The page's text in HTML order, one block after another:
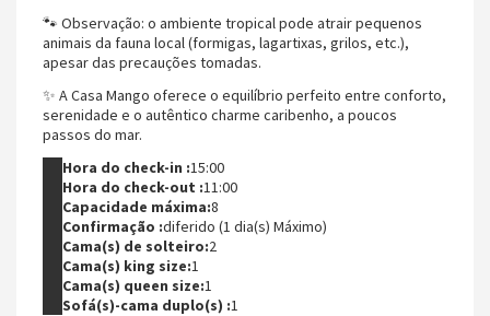
🐾 Observação: o ambiente tropical pode atrair pequenos
animais da fauna local (formigas, lagartixas, grilos, etc.),
apesar das precauções tomadas.
✨ A Casa Mango oferece o equilíbrio perfeito entre conforto,
serenidade e o autêntico charme caribenho, a poucos
passos do mar.
Hora do check-in :15:00
Hora do check-out :11:00
Capacidade máxima:8
Confirmação :diferido (1 dia(s) Máximo)
Cama(s) de solteiro:2
Cama(s) king size:1
Cama(s) queen size:1
Sofá(s)-cama duplo(s) :1